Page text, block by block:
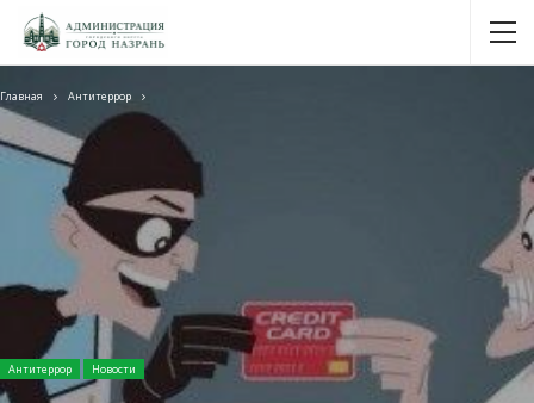
Главная Антитеррор
Антитеррор Новости